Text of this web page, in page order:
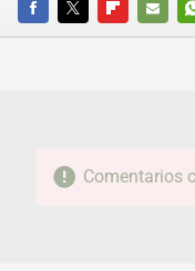
FACEBOOKTWITTERFLIPBOARD
E-
Comentarios